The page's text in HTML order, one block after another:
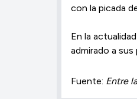
con la picada
En la
admirado a
Fuente: Entre